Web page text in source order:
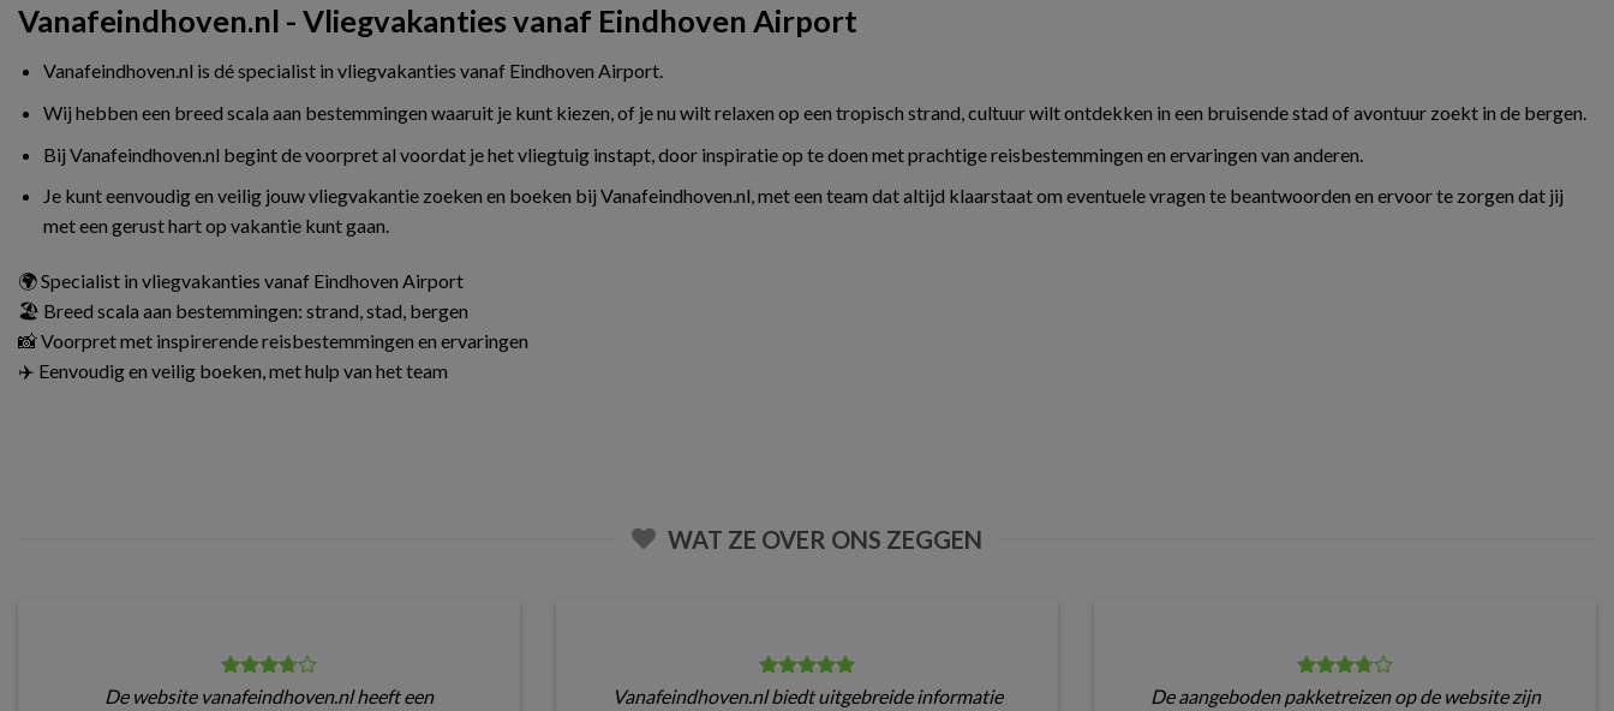
Vanafeindhoven.nl - Vliegvakanties vanaf Eindhoven Airport
Vanafeindhoven.nl is dé specialist in vliegvakanties vanaf Eindhoven Airport.
Wij hebben een breed scala aan bestemmingen waaruit je kunt kiezen, of je nu wilt relaxen op een tropisch strand, cultuur wilt ontdekken in een bruisende stad of avontuur zoekt in de bergen.
Bij Vanafeindhoven.nl begint de voorpret al voordat je het vliegtuig instapt, door inspiratie op te doen met prachtige reisbestemmingen en ervaringen van anderen.
Je kunt eenvoudig en veilig jouw vliegvakantie zoeken en boeken bij Vanafeindhoven.nl, met een team dat altijd klaarstaat om eventuele vragen te beantwoorden en ervoor te zorgen dat jij
met een gerust hart op vakantie kunt gaan.
🌍 Specialist in vliegvakanties vanaf Eindhoven Airport
🏖️ Breed scala aan bestemmingen: strand, stad, bergen
📸 Voorpret met inspirerende reisbestemmingen en ervaringen
✈️ Eenvoudig en veilig boeken, met hulp van het team
WAT ZE OVER ONS ZEGGEN
De website vanafeindhoven.nl heeft een Vanafeindhoven.nl biedt uitgebreide informatie De aangeboden pakketreizen op de website zijn